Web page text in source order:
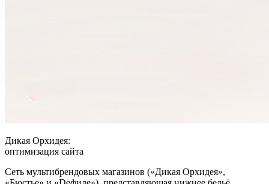
Дикая Орхидея:
оптимизация сайта
Сеть мультибрендовых магазинов («Дикая Орхидея»,